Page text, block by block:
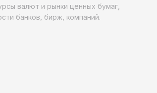
валют и рынки ценных бумаг,
банков, бирж, компаний.